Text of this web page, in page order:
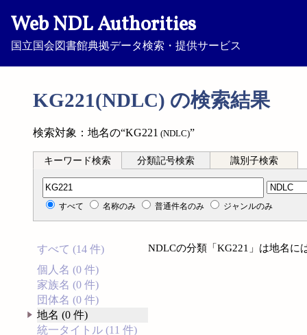
Web NDL Authorities
国立国会図書館典拠データ検索・提供サービス
KG221(NDLC) の検索結果
検索対象：地名の“KG221 (NDLC)”
キーワード検索 分類記号検索 識別子検索
分類記号検索
すべて 名称のみ 普通件名のみ ジャンルのみ
すべて (14 件)
個人名 (0 件)
家族名 (0 件)
団体名 (0 件)
地名 (0 件)
統一タイトル (11 件)
NDLCの分類「KG221」は地名に